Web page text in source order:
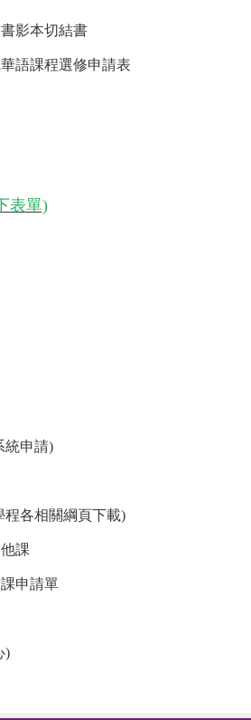
影本切結書
語課程選修申請表
表單)
統申請)
程各相關綱頁下載)
課
申請單
)